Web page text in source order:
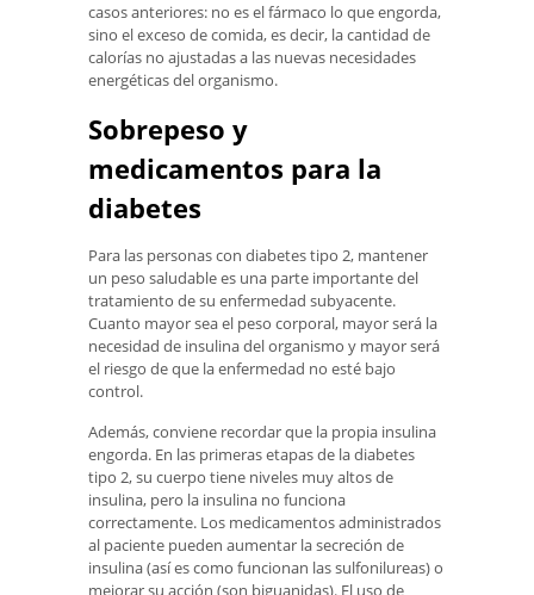
casos anteriores: no es el fármaco lo que engorda,
sino el exceso de comida, es decir, la cantidad de
calorías no ajustadas a las nuevas necesidades
energéticas del organismo.
Sobrepeso y
medicamentos para la
diabetes
Para las personas con diabetes tipo 2, mantener
un peso saludable es una parte importante del
tratamiento de su enfermedad subyacente.
Cuanto mayor sea el peso corporal, mayor será la
necesidad de insulina del organismo y mayor será
el riesgo de que la enfermedad no esté bajo
control.
Además, conviene recordar que la propia insulina
engorda. En las primeras etapas de la diabetes
tipo 2, su cuerpo tiene niveles muy altos de
insulina, pero la insulina no funciona
correctamente. Los medicamentos administrados
al paciente pueden aumentar la secreción de
insulina (así es como funcionan las sulfonilureas) o